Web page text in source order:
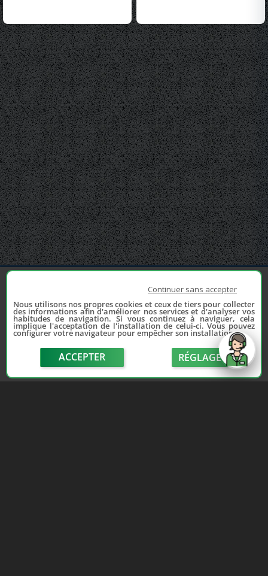
Depuis 2006, France Casse accompagne les
automobilistes dans leur recherche de pièces
d'occasion. Réparez votre auto sans vous ruiner !
Continuer sans accepter
Nous utilisons nos propres cookies et ceux de tiers pour collecter
des informations afin d'améliorer nos services et d'analyser vos
habitudes de navigation. Si vous continuez à naviguer, cela
implique l'acceptation de l'installation de celui-ci. Vous pouvez
configurer votre navigateur pour empêcher son installation.
ACCEPTER RÉGLAGE